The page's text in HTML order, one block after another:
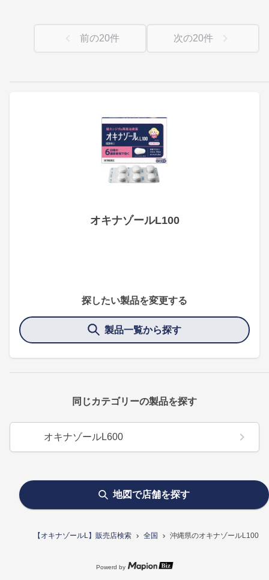
【オキナゾールL】販売店検索 全国 沖縄県のオキナゾールL100を
オキナゾールL100
探したい製品を変更する
製品一覧から探す
同じカテゴリーの製品を探す
オキナゾールL600
前の20件 次の20件
地図で店舗を探す
Powerd by